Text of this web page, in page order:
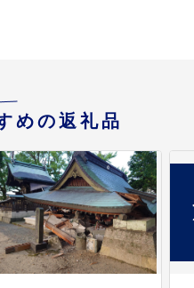
めの返礼品